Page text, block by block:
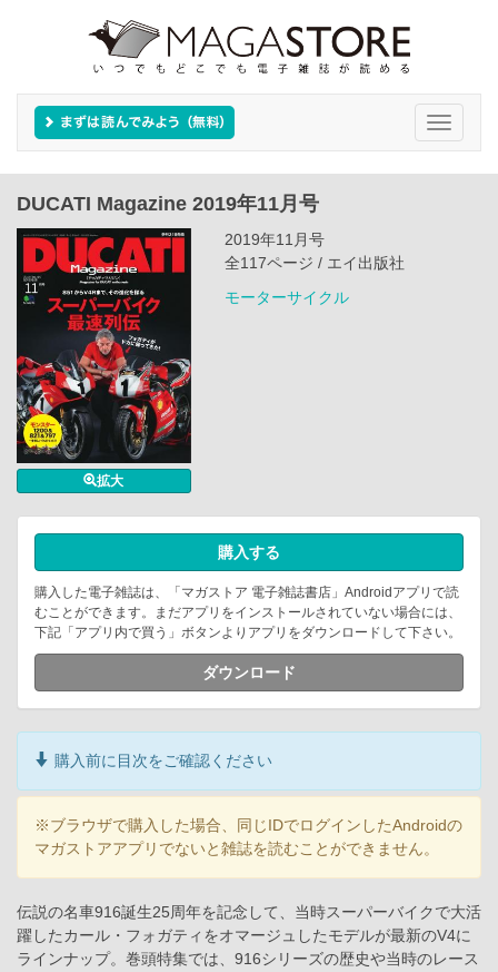
Toggle
DUCATI Magazine 2019年11月号
拡大
2019年11月号
全117ページ / エイ出版社
モーターサイクル
購入する
購入した電子雑誌は、「マガストア 電子雑誌書店」Androidアプリで読
むことができます。まだアプリをインストールされていない場合には、
下記「アプリ内で買う」ボタンよりアプリをダウンロードして下さい。
ダウンロード
購入前に目次をご確認ください
※ブラウザで購入した場合、同じIDでログインしたAndroidの
マガストアアプリでないと雑誌を読むことができません。
伝説の名車916誕生25周年を記念して、当時スーパーバイクで大活
躍したカール・フォガティをオマージュしたモデルが最新のV4に
ラインナップ。巻頭特集では、916シリーズの歴史や当時のレース